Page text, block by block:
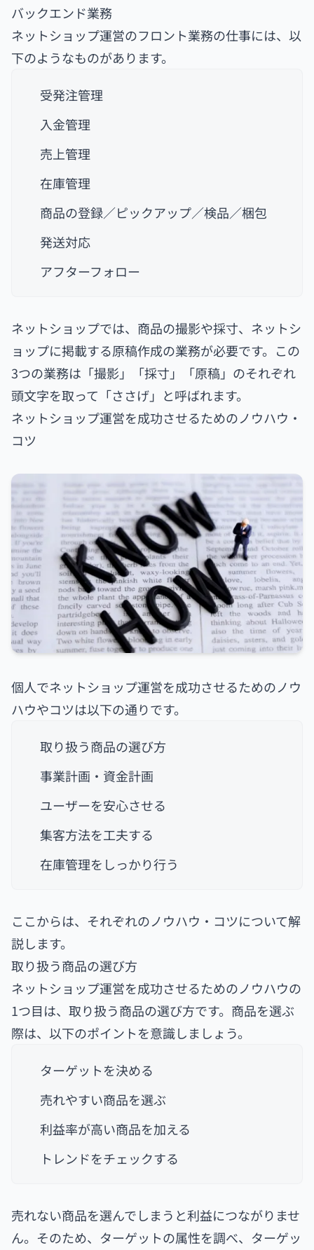
バックエンド業務
ネットショップ運営のフロント業務の仕事には、以
下のようなものがあります。
受発注管理
入金管理
売上管理
在庫管理
商品の登録／ピックアップ／検品／梱包
発送対応
アフターフォロー
ネットショップでは、商品の撮影や採寸、ネットシ
ョップに掲載する原稿作成の業務が必要です。この
3つの業務は「撮影」「採寸」「原稿」のそれぞれ
頭文字を取って「ささげ」と呼ばれます。
ネットショップ運営を成功させるためのノウハウ・
コツ
個人でネットショップ運営を成功させるためのノウ
ハウやコツは以下の通りです。
取り扱う商品の選び方
事業計画・資金計画
ユーザーを安心させる
集客方法を工夫する
在庫管理をしっかり行う
ここからは、それぞれのノウハウ・コツについて解
説します。
取り扱う商品の選び方
ネットショップ運営を成功させるためのノウハウの
1つ目は、取り扱う商品の選び方です。商品を選ぶ
際は、以下のポイントを意識しましょう。
ターゲットを決める
売れやすい商品を選ぶ
利益率が高い商品を加える
トレンドをチェックする
売れない商品を選んでしまうと利益につながりませ
ん。そのため、ターゲットの属性を調べ、ターゲッ